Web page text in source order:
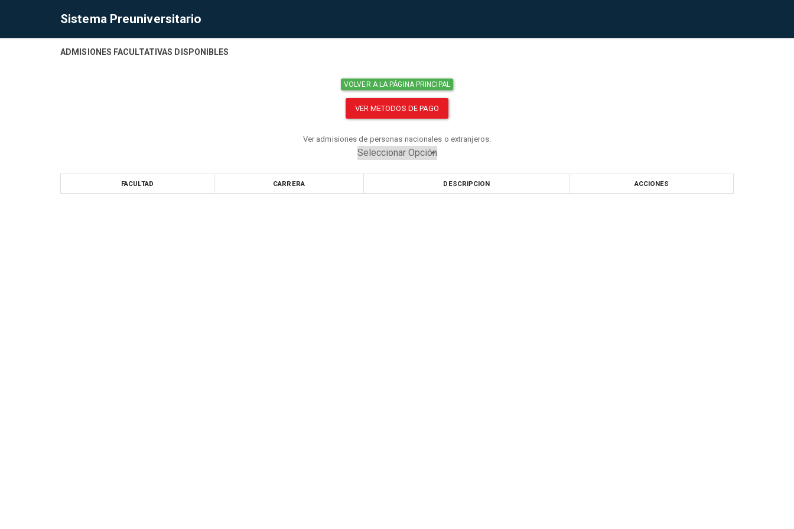
Sistema Preuniversitario
ADMISIONES FACULTATIVAS DISPONIBLES
VOLVER A LA PÁGINA PRINCIPAL
VER METODOS DE PAGO
Ver admisiones de personas nacionales o extranjeros:
FACULTAD CARRERA DESCRIPCION ACCIONES